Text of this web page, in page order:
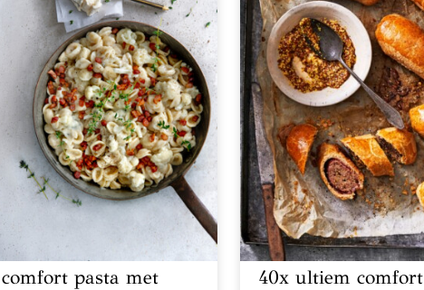
comfort pasta met
40x ultiem comfort